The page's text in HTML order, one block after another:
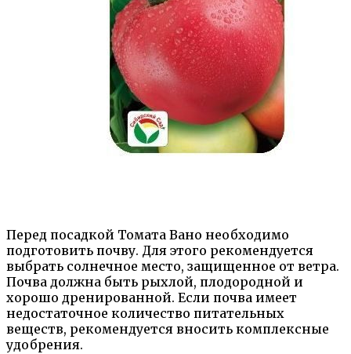
Перед посадкой Томата Вано необходимо
подготовить почву. Для этого рекомендуется
выбрать солнечное место, защищенное от ветра.
Почва должна быть рыхлой, плодородной и
хорошо дренированной. Если почва имеет
недостаточное количество питательных
веществ, рекомендуется вносить комплексные
удобрения.